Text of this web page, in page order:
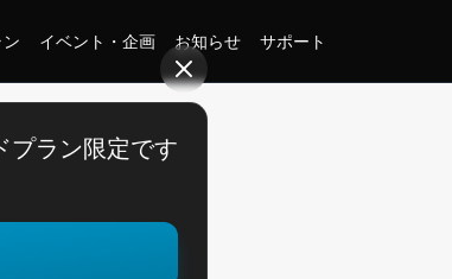
イベント・企画 お知らせ サポート
プラン限定です